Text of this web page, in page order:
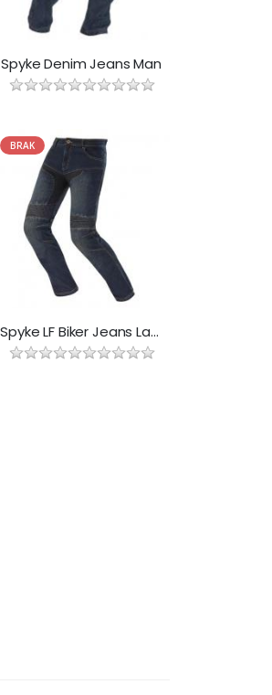
Spyke Denim Jeans Man
BRAK
Spyke LF Biker Jeans Lady